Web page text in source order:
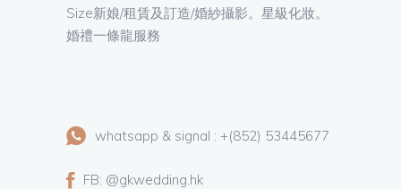
Size新娘/租賃及訂造/婚紗攝影。星級化妝。
婚禮一條龍服務
whatsapp & signal : +(852) 53445677
FB: @gkwedding.hk